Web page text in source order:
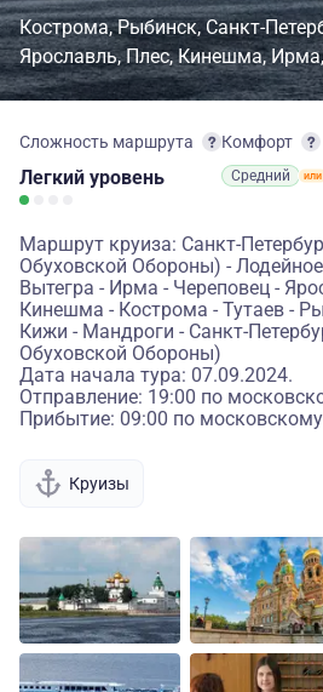
Кострома Рыбинск Санкт-
Ярославль Плес Кинешма Ирма
Сложность маршрута
Легкий уровень
Комфорт
Средний
Маршрут круиза: Санкт-
Обуховской Обороны) -
Вытегра - Ирма - Череповец -
Кинешма - Кострома - Тутаев -
Кижи - Мандроги - Санкт-
Обуховской Обороны)
Дата начала тура: 07.09.2024.
Отправление: 19:00 по
Прибытие: 09:00 по
Круизы